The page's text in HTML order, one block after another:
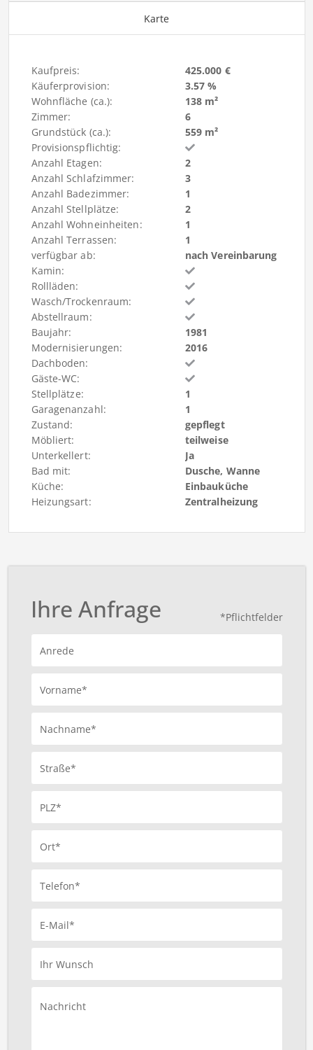
Karte
Kaufpreis:
425.000 €
Käuferprovision:
3.57 %
Wohnfläche (ca.):
138 m²
Zimmer:
6
Grundstück (ca.):
559 m²
Provisionspflichtig:
Anzahl Etagen:
2
Anzahl Schlafzimmer:
3
Anzahl Badezimmer:
1
Anzahl Stellplätze:
2
Anzahl Wohneinheiten:
1
Anzahl Terrassen:
1
verfügbar ab:
nach Vereinbarung
Kamin:
Rollläden:
Wasch/Trockenraum:
Abstellraum:
Baujahr:
1981
Modernisierungen:
2016
Dachboden:
Gäste-WC:
Stellplätze:
1
Garagenanzahl:
1
Zustand:
gepflegt
Möbliert:
teilweise
Unterkellert:
Ja
Bad mit:
Dusche, Wanne
Küche:
Einbauküche
Heizungsart:
Zentralheizung
*Pflichtfelder
Ihre Anfrage
Anrede
Vorname*
Nachname*
Straße*
PLZ*
Ort*
Telefon*
E-Mail*
Ihr Wunsch
Nachricht